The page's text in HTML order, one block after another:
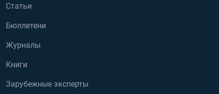
Статьи
Бюллетени
Журналы
Книги
Зарубежные эксперты